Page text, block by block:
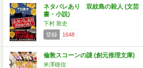
ネタバレあり 双紋島の殺人 (文芸
書・小説)
下村 敦史
登録
1648
倫敦スコーンの謎 (創元推理文庫)
米澤穂信